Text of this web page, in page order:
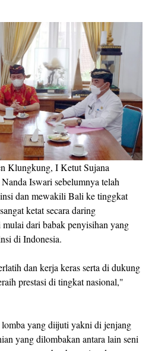
Klungkung, I Ketut Sujana
Iswari sebelumnya telah
dan mewakili Bali ke tinggkat
ketat secara daring
dari babak penyisihan yang
di Indonesia.
dan kerja keras serta di dukung
prestasi di tingkat nasional,"
yang diijuti yakni di jenjang
yang dilombakan antara lain seni